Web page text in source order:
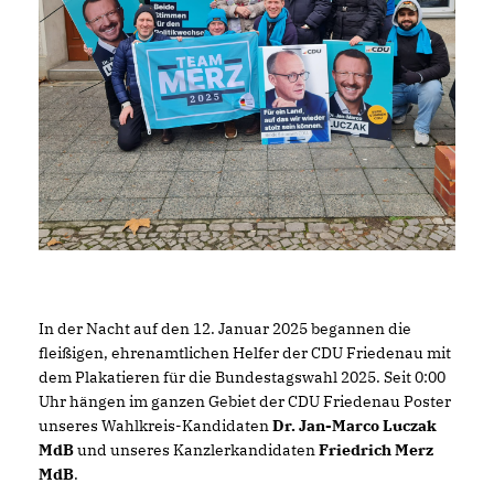
In der Nacht auf den 12. Januar 2025 begannen die
fleißigen, ehrenamtlichen Helfer der CDU Friedenau mit
dem Plakatieren für die Bundestagswahl 2025. Seit 0:00
Uhr hängen im ganzen Gebiet der CDU Friedenau Poster
unseres Wahlkreis-KandidatenDr. Jan-Marco Luczak
MdBund unseres KanzlerkandidatenFriedrich Merz
MdB.